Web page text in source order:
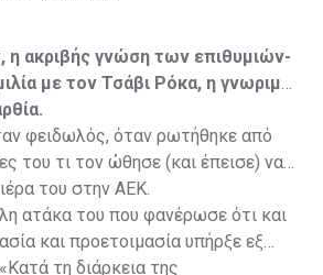
η ακριβής γνώση των επιθυμιών-
με τον Τσάβι Ρόκα, η γνωριμία
φειδωλός, όταν ρωτήθηκε από
του τι τον ώθησε (και έπεισε) να
του στην ΑΕΚ.
ατάκα του που φανέρωσε ότι και
και προετοιμασία υπήρξε εξ
τη διάρκεια της